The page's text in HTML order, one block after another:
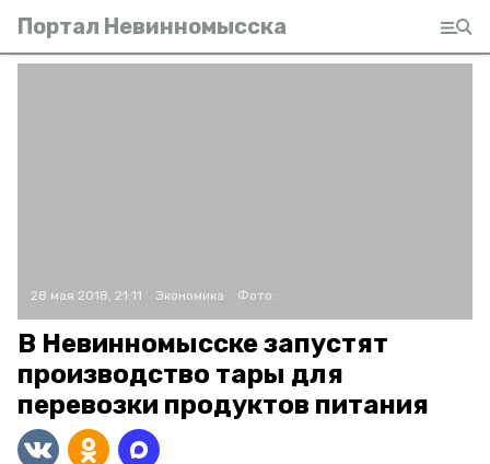
Портал Невинномысска
28 мая 2018, 21:11 Экономика Фото:
В Невинномысске запустят
производство тары для
перевозки продуктов питания